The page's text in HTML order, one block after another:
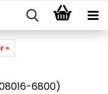
»
6800)